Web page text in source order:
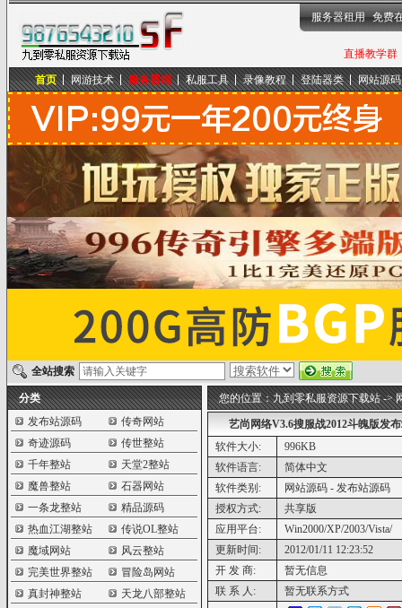
九到零私服资源下载站
直播教学群
服务器租用 免费
首页 网游技术 服务器端 私服工具 录像教程 登陆器类 网站源码
全站搜索
分类
发布站源码
传奇网站
奇迹源码
传世整站
千年整站
天堂2整站
魔兽整站
石器网站
一条龙整站
精品源码
热血江湖整站
传说OL整站
魔域网站
风云整站
完美世界整站
冒险岛网站
真封神整站
天龙八部整站
您的位置：九到零私服资源下载站->
艺尚网络V3.6搜服战2012斗魄版发
软件大小:
996KB
软件语言:
简体中文
软件类别:
网站源码 - 发布站源码
授权方式:
共享版
应用平台:
Win2000/XP/2003/Vista/
更新时间:
2012/01/11 12:23:52
开 发 商:
暂无信息
联 系 人:
暂无联系方式